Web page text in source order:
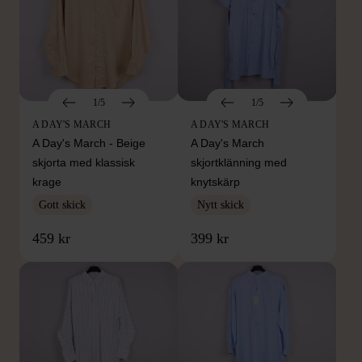
1/5
A DAY'S MARCH
A Day's March - Beige
skjorta med klassisk
krage
Gott skick
459 kr
1/5
A DAY'S MARCH
A Day's March
skjortklänning med
knytskärp
Nytt skick
399 kr